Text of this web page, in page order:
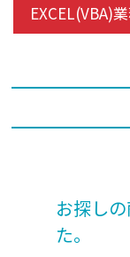
EXCEL(VBA)
お探し
た。